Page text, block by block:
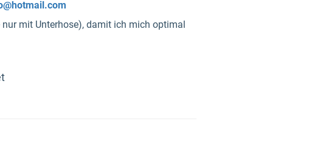
mit Unterhose), damit ich mich optimal